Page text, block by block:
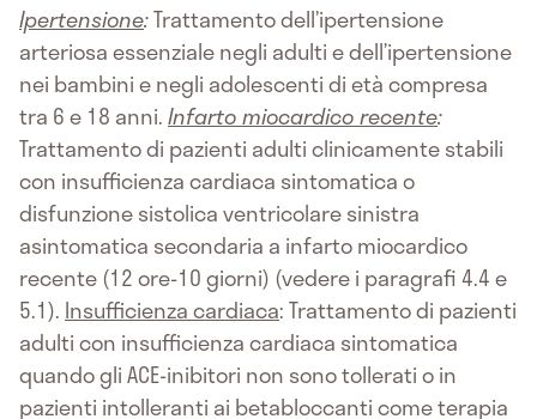
Ipertensione:Trattamento dell’ipertensione
arteriosa essenziale negli adulti e dell’ipertensione
nei bambini e negli adolescenti di età compresa
tra 6 e 18 anni.Infarto miocardico recente:
Trattamento di pazienti adulti clinicamente stabili
con insufficienza cardiaca sintomatica o
disfunzione sistolica ventricolare sinistra
asintomatica secondaria a infarto miocardico
recente (12 ore-10 giorni) (vedere i paragrafi 4.4 e
5.1). Insufficienza cardiaca: Trattamento di pazienti
adulti con insufficienza cardiaca sintomatica
quando gli ACE-inibitori non sono tollerati o in
pazienti intolleranti ai betabloccanti come terapia